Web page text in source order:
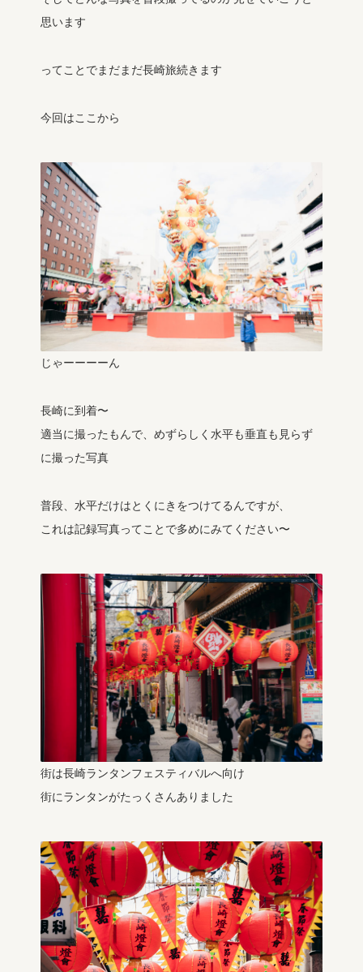
思います
ってことでまだまだ長崎旅続きます
今回はここから
じゃーーーーん
長崎に到着〜
適当に撮ったもんで、めずらしく水平も垂直も見らず
に撮った写真
普段、水平だけはとくにきをつけてるんですが、
これは記録写真ってことで多めにみてください〜
街は長崎ランタンフェスティバルへ向け
街にランタンがたっくさんありました